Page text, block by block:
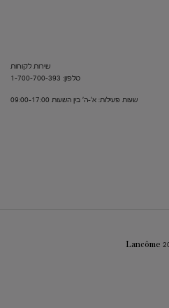
שירות לקוחות
טלפון: 1-700-700-393
שעות פעילות: א'-ה' בין השעות 09:00-17:00